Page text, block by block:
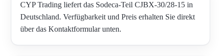
CYP Trading liefert das Sodeca-Teil CJBX-30/28-15 in
Deutschland. Verfügbarkeit und Preis erhalten Sie direkt
über das Kontaktformular unten.